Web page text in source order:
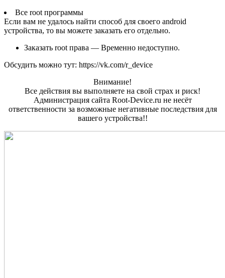
Все root программы
Если вам не удалось найти способ для своего android
устройства, то вы можете заказать его отдельно.
Заказать root права — Временно недоступно.
Обсудить можно тут: https://vk.com/r_device
Внимание!
Все действия вы выполняете на свой страх и риск!
Администрация сайта Root-Device.ru не несёт
ответственности за возможные негативные последствия для
вашего устройства!!